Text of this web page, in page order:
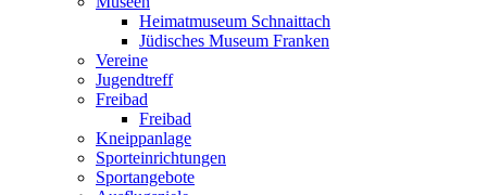
Heimatmuseum Schnaittach
Jüdisches Museum Franken
Vereine
Jugendtreff
Freibad
Freibad
Kneippanlage
Sporteinrichtungen
Sportangebote